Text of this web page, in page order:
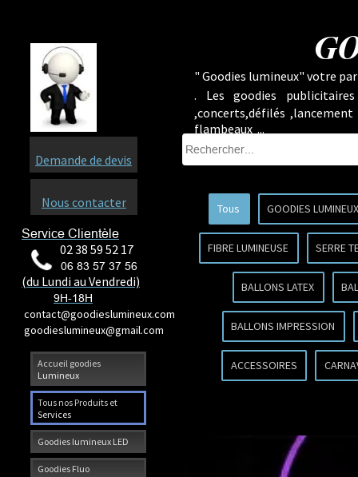
Accueil goodies
Lumineux
Tous nos Produits et
Services
Goodies lumineux LED
Goodies Fluo
Service Clientèle
02 38 59 52 17
06 83 57 37 56
(du Lundi au Vendredi)
9H-18H
contact@goodieslumineux.com
goodieslumineux@gmail.com
Demande de devis
Nous contacter
" Goodies lumineux" votre
. Les goodies
,concerts,défilés
flambeaux ...
Tous GOODIES
FIBRE LUMINEUSE SERRE
BALLONS LATEX
BALLONS IMPRESSION
ACCESSOIRES